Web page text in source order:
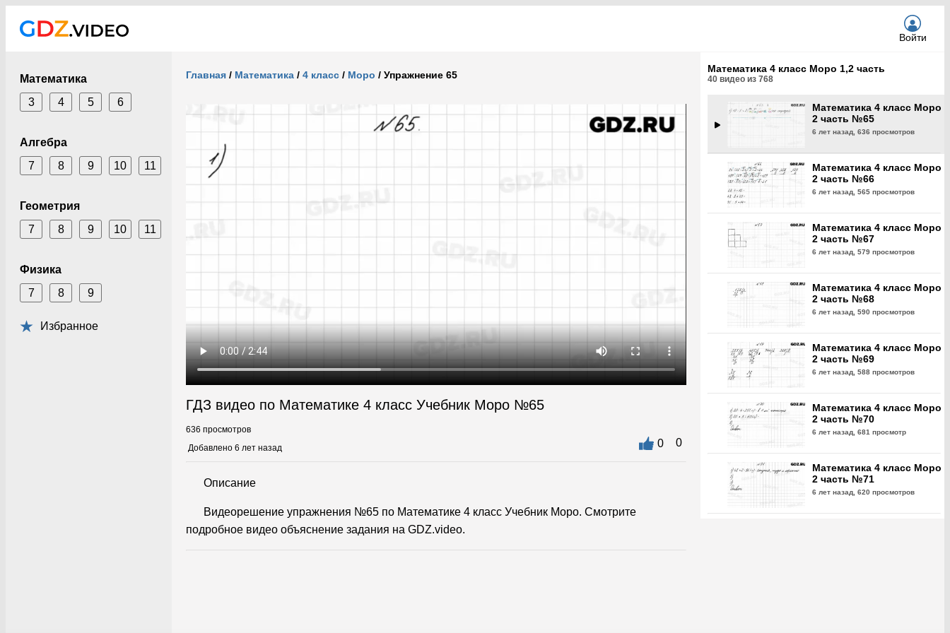
Войти
Математика
3
4 5 6
Алгебра
7
8 9 10 11
Геометрия
7
8 9 10 11
Физика
7
8 9
Избранное
Главная / Математика / 4 класс / Моро / Упражнение 65
ГДЗ видео по Математике 4 класс Учебник Моро №65
636 просмотров
Добавлено 6 лет назад
0 0
Описание
Видеорешение упражнения №65 по Математике 4 класс Учебник Моро. Смотрите
подробное видео объяснение задания на GDZ.video.
Математика 4 класс Моро 1,2 часть
40 видео из 768
6 лет назад,657 просмотров
Математика 4 класс Моро
2 часть №65
6 лет назад, 636 просмотров
Математика 4 класс Моро
2 часть №66
6 лет назад, 565 просмотров
Математика 4 класс Моро
2 часть №67
6 лет назад, 579 просмотров
Математика 4 класс Моро
2 часть №68
6 лет назад, 590 просмотров
Математика 4 класс Моро
2 часть №69
6 лет назад, 588 просмотров
Математика 4 класс Моро
2 часть №70
6 лет назад, 681 просмотр
Математика 4 класс Моро
2 часть №71
6 лет назад, 620 просмотров